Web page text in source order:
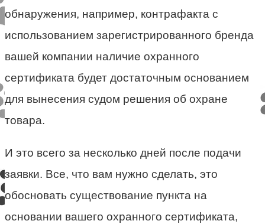
обнаружения, например, контрафакта с
использованием зарегистрированного бренда
вашей компании наличие охранного
сертификата будет достаточным основанием
для вынесения судом решения об охране
товара.
И это всего за несколько дней после подачи
заявки. Все, что вам нужно сделать, это
обосновать существование пункта на
основании вашего охранного сертификата,